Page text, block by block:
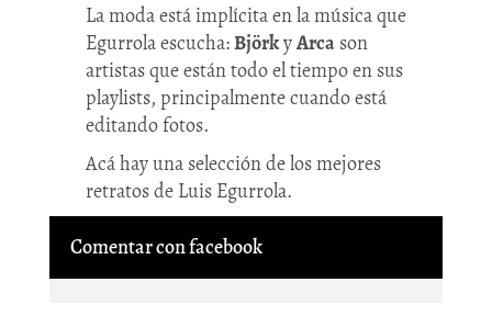
La moda está implícita en la música que
Egurrola escucha:BjörkyArcason
artistas que están todo el tiempo en sus
playlists, principalmente cuando está
editando fotos.
Acá hay una selección de los mejores
retratos de Luis Egurrola.
Comentar con facebook